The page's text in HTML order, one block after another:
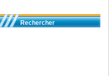
Rechercher